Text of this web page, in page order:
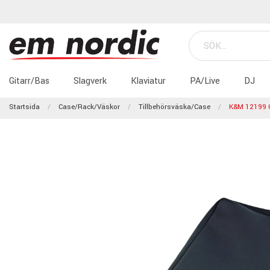
Gitarr/Bas Slagverk Klaviatur PA/Live DJ
Startsida Case/Rack/Väskor Tillbehörsväska/case K&M 12199